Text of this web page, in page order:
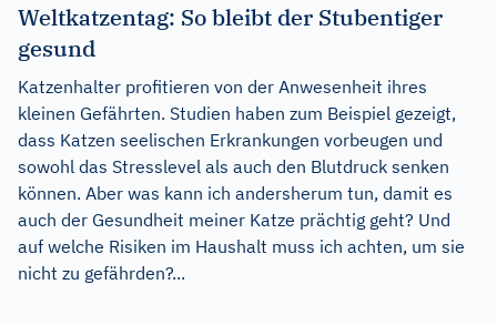
Weltkatzentag: So bleibt der Stubentiger
gesund
Katzenhalter profitieren von der Anwesenheit ihres
kleinen Gefährten. Studien haben zum Beispiel gezeigt,
dass Katzen seelischen Erkrankungen vorbeugen und
sowohl das Stresslevel als auch den Blutdruck senken
können. Aber was kann ich andersherum tun, damit es
auch der Gesundheit meiner Katze prächtig geht? Und
auf welche Risiken im Haushalt muss ich achten, um sie
nicht zu gefährden?...